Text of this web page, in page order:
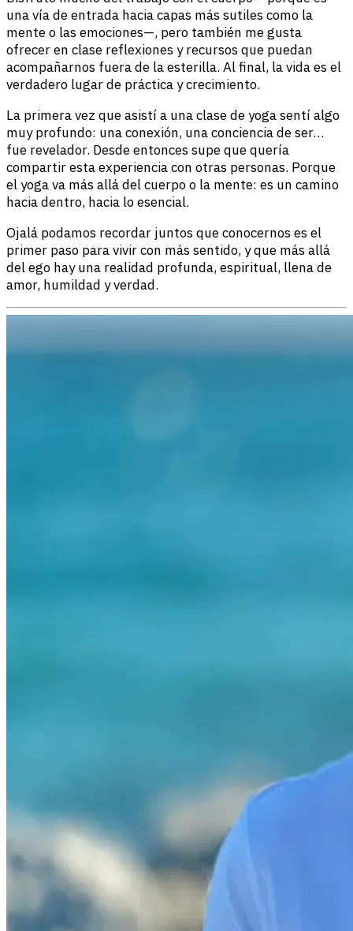
una vía de entrada hacia capas más sutiles como la
mente o las emociones—, pero también me gusta
ofrecer en clase reflexiones y recursos que puedan
acompañarnos fuera de la esterilla. Al final, la vida es el
verdadero lugar de práctica y crecimiento.
La primera vez que asistí a una clase de yoga sentí algo
muy profundo: una conexión, una conciencia de ser…
fue revelador. Desde entonces supe que quería
compartir esta experiencia con otras personas. Porque
el yoga va más allá del cuerpo o la mente: es un camino
hacia dentro, hacia lo esencial.
Ojalá podamos recordar juntos que conocernos es el
primer paso para vivir con más sentido, y que más allá
del ego hay una realidad profunda, espiritual, llena de
amor, humildad y verdad.